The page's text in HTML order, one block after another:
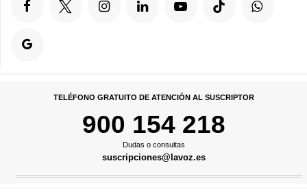
TELÉFONO GRATUITO DE ATENCIÓN AL SUSCRIPTOR
900 154 218
Dudas o consultas
suscripciones@lavoz.es